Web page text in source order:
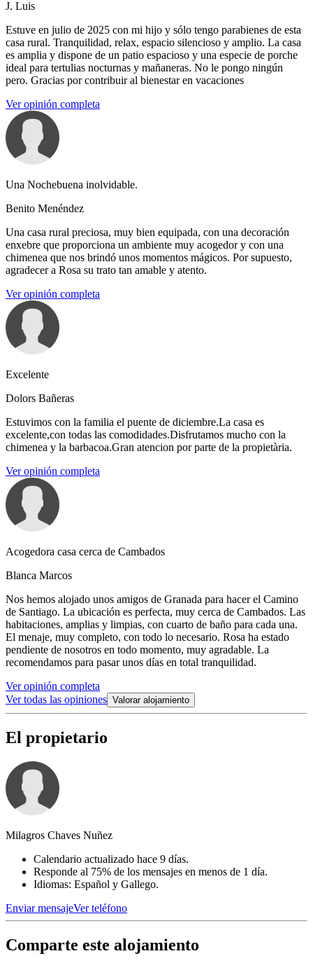
J. Luis
Estuve en julio de 2025 con mi hijo y sólo tengo parabienes de esta
casa rural. Tranquilidad, relax, espacio silencioso y amplio. La casa
es amplia y dispone de un patio espacioso y una especie de porche
ideal para tertulias nocturnas y mañaneras. No le pongo ningún
pero. Gracias por contribuir al bienestar en vacaciones
Ver opinión completa
Una Nochebuena inolvidable.
Benito Menéndez
Una casa rural preciosa, muy bien equipada, con una decoración
enxebre que proporciona un ambiente muy acogedor y con una
chimenea que nos brindó unos momentos mágicos. Por supuesto,
agradecer a Rosa su trato tan amable y atento.
Ver opinión completa
Excelente
Dolors Bañeras
Estuvimos con la familia el puente de diciembre.La casa es
excelente,con todas las comodidades.Disfrutamos mucho con la
chimenea y la barbacoa.Gran atencion por parte de la propietària.
Ver opinión completa
Acogedora casa cerca de Cambados
Blanca Marcos
Nos hemos alojado unos amigos de Granada para hacer el Camino
de Santiago. La ubicación es perfecta, muy cerca de Cambados. Las
habitaciones, amplias y limpias, con cuarto de baño para cada una.
El menaje, muy completo, con todo lo necesario. Rosa ha estado
pendiente de nosotros en todo momento, muy agradable. La
recomendamos para pasar unos días en total tranquilidad.
Ver opinión completa
Ver todas las opiniones Valorar alojamiento
El propietario
Milagros Chaves Nuñez
Calendario actualizado hace 9 días.
Responde al 75% de los mensajes en menos de 1 día.
Idiomas: Español y Gallego.
Enviar mensajeVer teléfono
Comparte este alojamiento